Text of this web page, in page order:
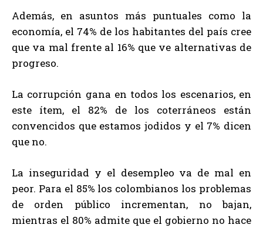
Además, en asuntos más puntuales como la
economía, el 74% de los habitantes del país cree
que va mal frente al 16% que ve alternativas de
progreso.
La corrupción gana en todos los escenarios, en
este ítem, el 82% de los coterráneos están
convencidos que estamos jodidos y el 7% dicen
que no.
La inseguridad y el desempleo va de mal en
peor. Para el 85% los colombianos los problemas
de orden público incrementan, no bajan,
mientras el 80% admite que el gobierno no hace